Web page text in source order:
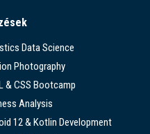
Data Science
Photography
& CSS Bootcamp
Analysis
12 & Kotlin Development